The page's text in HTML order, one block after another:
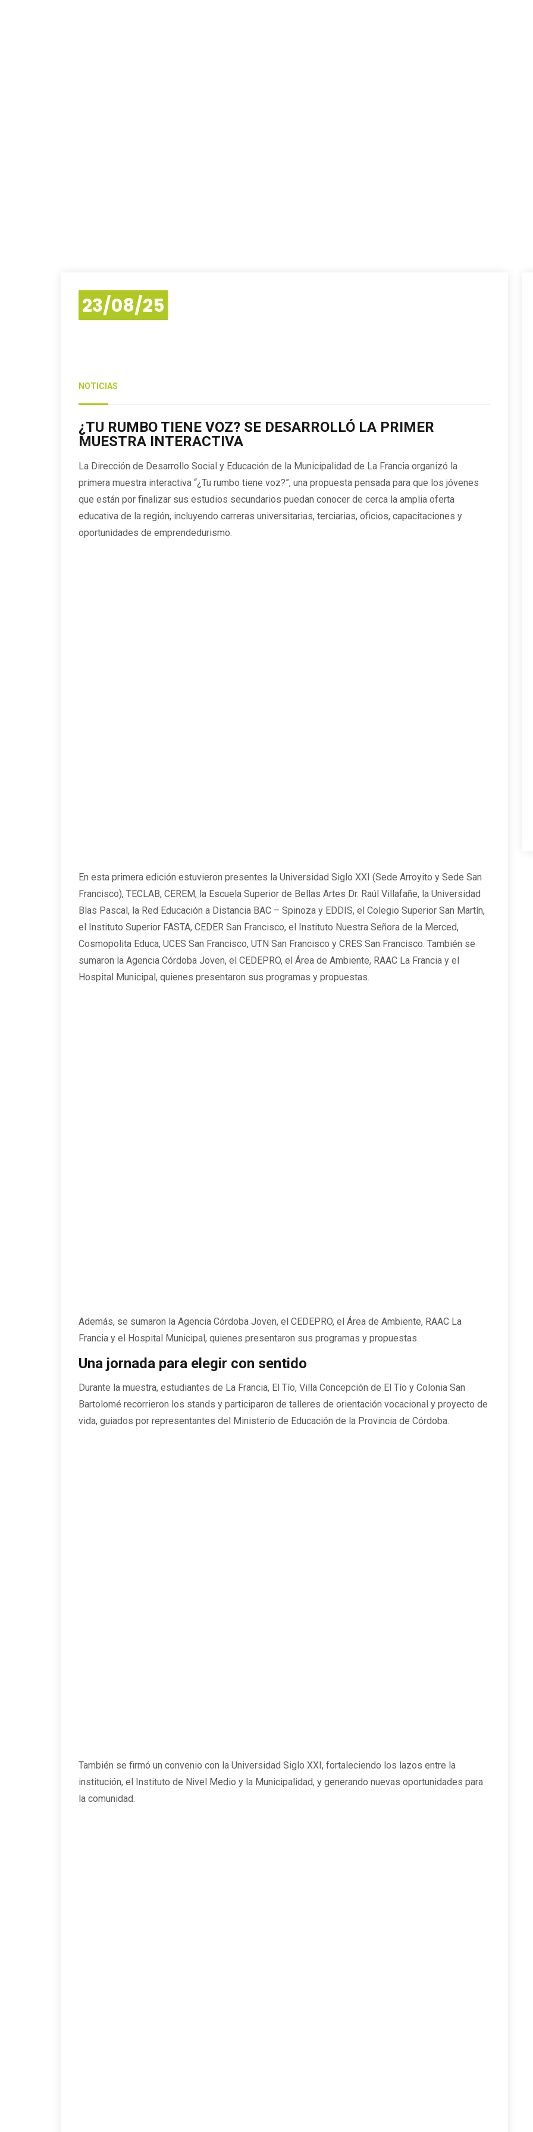
23/08/25
NOTICIAS
¿TU RUMBO TIENE VOZ? SE DESARROLLÓ LA PRIMER
MUESTRA INTERACTIVA
La Dirección de Desarrollo Social y Educación de la Municipalidad de La Francia organizó la
primera muestra interactiva “¿Tu rumbo tiene voz?”, una propuesta pensada para que los jóvenes
que están por finalizar sus estudios secundarios puedan conocer de cerca la amplia oferta
educativa de la región, incluyendo carreras universitarias, terciarias, oficios, capacitaciones y
oportunidades de emprendedurismo.
En esta primera edición estuvieron presentes la Universidad Siglo XXI (Sede Arroyito y Sede San
Francisco), TECLAB, CEREM, la Escuela Superior de Bellas Artes Dr. Raúl Villafañe, la Universidad
Blas Pascal, la Red Educación a Distancia BAC – Spinoza y EDDIS, el Colegio Superior San Martín,
el Instituto Superior FASTA, CEDER San Francisco, el Instituto Nuestra Señora de la Merced,
Cosmopolita Educa, UCES San Francisco, UTN San Francisco y CRES San Francisco. También se
sumaron la Agencia Córdoba Joven, el CEDEPRO, el Área de Ambiente, RAAC La Francia y el
Hospital Municipal, quienes presentaron sus programas y propuestas.
Además, se sumaron la Agencia Córdoba Joven, el CEDEPRO, el Área de Ambiente, RAAC La
Francia y el Hospital Municipal, quienes presentaron sus programas y propuestas.
Una jornada para elegir con sentido
Durante la muestra, estudiantes de La Francia, El Tío, Villa Concepción de El Tío y Colonia San
Bartolomé recorrieron los stands y participaron de talleres de orientación vocacional y proyecto de
vida, guiados por representantes del Ministerio de Educación de la Provincia de Córdoba.
También se firmó un convenio con la Universidad Siglo XXI, fortaleciendo los lazos entre la
institución, el Instituto de Nivel Medio y la Municipalidad, y generando nuevas oportunidades para
la comunidad.